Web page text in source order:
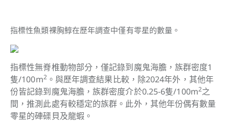
指標性魚類裸胸鯙在歷年調查中僅有零星的數量。
指標性無脊椎動物部分，僅記錄到魔鬼海膽，族群密度1
隻/100m2。與歷年調查結果比較，除2024年外，其他年
份皆記錄到魔鬼海膽，族群密度介於0.25-6隻/100m2之
間，推測此處有較穩定的族群。此外，其他年份偶有數量
零星的硨磲貝及龍蝦。